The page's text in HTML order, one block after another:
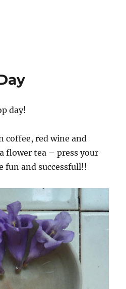
day!
coffee, red wine and
flower tea – press your
and successfull!!